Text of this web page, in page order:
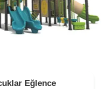
Eğlence